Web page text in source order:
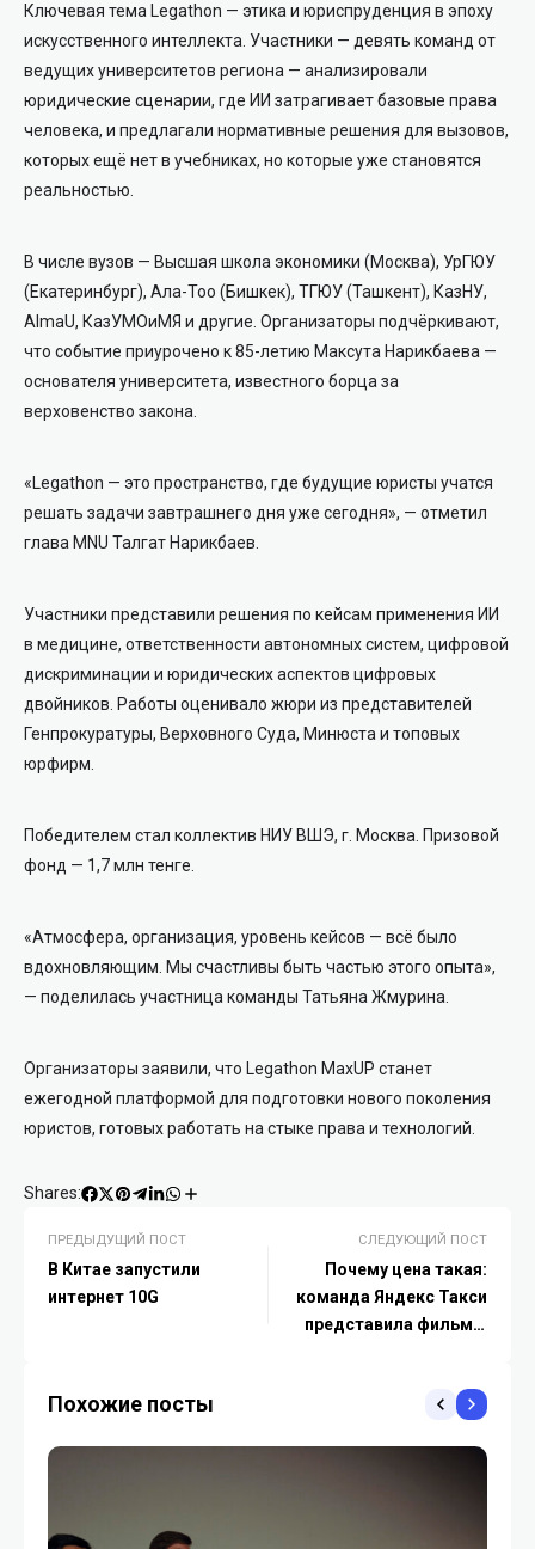
Ключевая тема Legathon — этика и юриспруденция в эпоху
искусственного интеллекта. Участники — девять команд от
ведущих университетов региона — анализировали
юридические сценарии, где ИИ затрагивает базовые права
человека, и предлагали нормативные решения для вызовов,
которых ещё нет в учебниках, но которые уже становятся
реальностью.
В числе вузов — Высшая школа экономики (Москва), УрГЮУ
(Екатеринбург), Ала-Тоо (Бишкек), ТГЮУ (Ташкент), КазНУ,
AlmaU, КазУМОиМЯ и другие. Организаторы подчёркивают,
что событие приурочено к 85-летию Максута Нарикбаева —
основателя университета, известного борца за
верховенство закона.
«Legathon — это пространство, где будущие юристы учатся
решать задачи завтрашнего дня уже сегодня», — отметил
глава MNU Талгат Нарикбаев.
Участники представили решения по кейсам применения ИИ
в медицине, ответственности автономных систем, цифровой
дискриминации и юридических аспектов цифровых
двойников. Работы оценивало жюри из представителей
Генпрокуратуры, Верховного Суда, Минюста и топовых
юрфирм.
Победителем стал коллектив НИУ ВШЭ, г. Москва. Призовой
фонд — 1,7 млн тенге.
«Атмосфера, организация, уровень кейсов — всё было
вдохновляющим. Мы счастливы быть частью этого опыта»,
— поделилась участница команды Татьяна Жмурина.
Организаторы заявили, что Legathon MaxUP станет
ежегодной платформой для подготовки нового поколения
юристов, готовых работать на стыке права и технологий.
Shares:
ПРЕДЫДУЩИЙ ПОСТ
В Китае запустили
интернет 10G
СЛЕДУЮЩИЙ ПОСТ
Почему цена такая:
команда Яндекс Такси
представила фильм о
Похожие посты